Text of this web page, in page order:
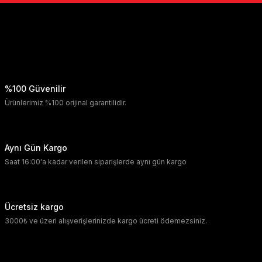
%100 Güvenilir
Ürünlerimiz %100 orijinal garantilidir.
Aynı Gün Kargo
Saat 16:00'a kadar verilen siparişlerde aynı gün kargo
Ücretsiz kargo
3000₺ ve üzeri alışverişlerinizde kargo ücreti ödemezsiniz.